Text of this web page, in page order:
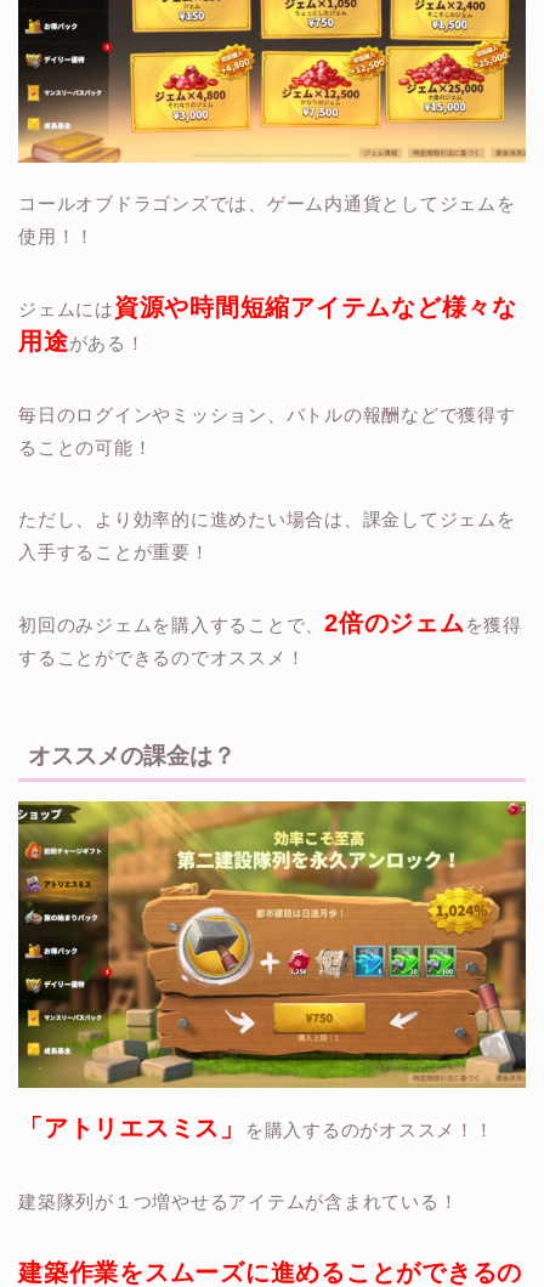
コールオブドラゴンズでは、ゲーム内通貨としてジェムを
使用！！
ジェムには資源や時間短縮アイテムなど様々な
用途がある！
毎日のログインやミッション、バトルの報酬などで獲得す
ることの可能！
ただし、より効率的に進めたい場合は、課金してジェムを
入手することが重要！
初回のみジェムを購入することで、2倍のジェム を獲得
することができるのでオススメ！
オススメの課金は？
「アトリエスミス」 を購入するのがオススメ！！
建築隊列が１つ増やせるアイテムが含まれている！
建築作業をスムーズに進めることができるの